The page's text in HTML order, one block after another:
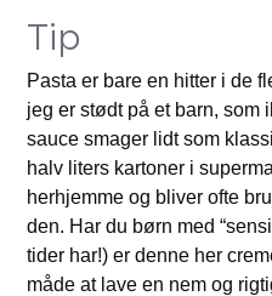
Tip
Pasta er bare en hitter i de
jeg er stødt på et barn, som
sauce smager lidt som
halv liters kartoner i
herhjemme og bliver ofte
den. Har du børn med
tider har!) er denne her
måde at lave en nem og